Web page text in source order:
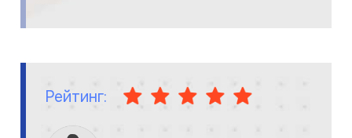
Рейтинг: